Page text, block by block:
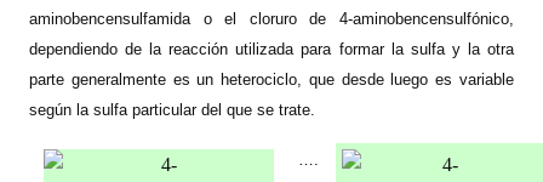
aminobencensulfamida o el cloruro de 4-aminobencensulfónico,
dependiendo de la reacción utilizada para formar la sulfa y la otra
parte generalmente es un heterociclo, que desde luego es variable
según la sulfa particular del que se trate.
….